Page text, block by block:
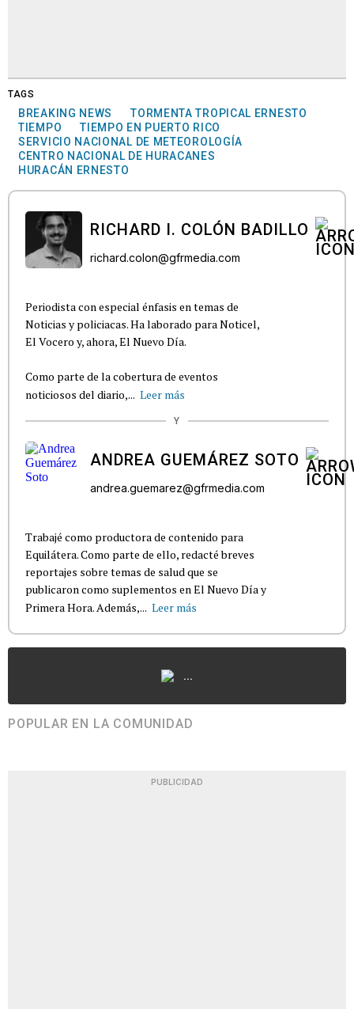
TAGS
BREAKING NEWS
TORMENTA TROPICAL ERNESTO
TIEMPO
TIEMPO EN PUERTO RICO
SERVICIO NACIONAL DE METEOROLOGÍA
CENTRO NACIONAL DE HURACANES
HURACÁN ERNESTO
RICHARD I. COLÓN BADILLO
richard.colon@gfrmedia.com
Periodista con especial énfasis en temas de
Noticias y policiacas. Ha laborado para Noticel,
El Vocero y, ahora, El Nuevo Día.
Como parte de la cobertura de eventos
noticiosos del diario,... Leer más
Y
ANDREA GUEMÁREZ SOTO
andrea.guemarez@gfrmedia.com
Trabajé como productora de contenido para
Equilátera. Como parte de ello, redacté breves
reportajes sobre temas de salud que se
publicaron como suplementos en El Nuevo Día y
Primera Hora. Además,... Leer más
...
POPULAR EN LA COMUNIDAD
PUBLICIDAD